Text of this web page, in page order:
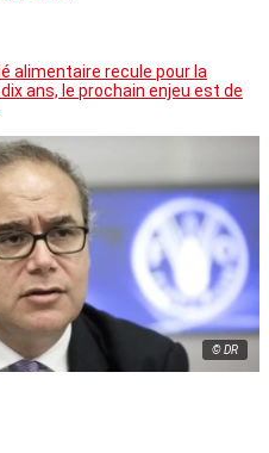
alimentaire recule pour la
ans, le prochain enjeu est de
© DR